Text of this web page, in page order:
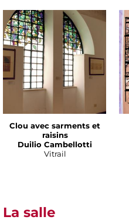
Clou avec sarments et
raisins
Duilio Cambellotti
Vitrail
La salle